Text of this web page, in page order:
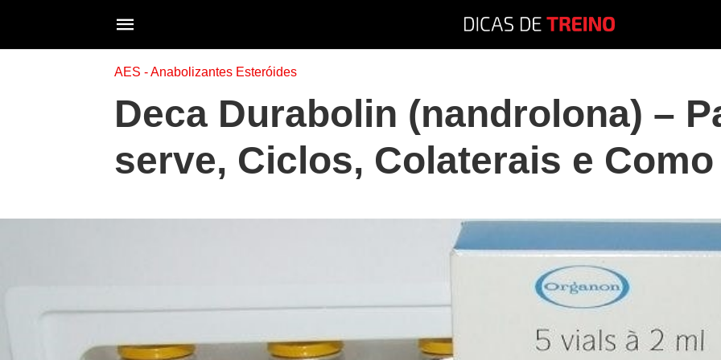
AES - Anabolizantes Esteróides
Deca Durabolin (nandrolona) –
serve, Ciclos, Colaterais e Como